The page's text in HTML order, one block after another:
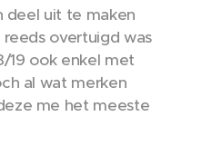
deel uit te maken
overtuigd was
19 ook enkel met
al wat merken
me het meeste